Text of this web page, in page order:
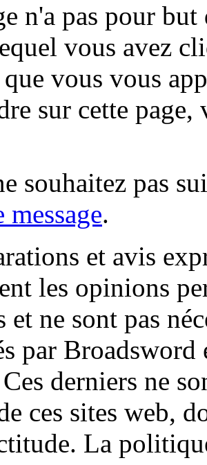
n'a pas pour
vous avez
vous vous
sur cette
souhaitez pas
message.
et avis
les opinions
et ne sont pas
par
derniers ne
ces sites web,
La